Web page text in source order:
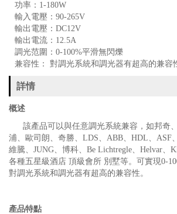
功率：1-180W
輸入電壓：90-265V
輸出電壓：DC12V
輸出電流：12.5A
調光范圍：0-100%平滑無閃爍
兼容性： 對調光系統和調光器有超高的兼容
詳情
概述
該產品可以與任意調光系統兼容，如邦奇
浦、歐司朗、奇勝、LDS、ABB、HDL、ASF
維騰、JUNG、博科、Be Lichtregle、Helvar、
各種五星級酒店 頂級會所 別墅等。可實現0-
對調光系統和調光器有超高的兼容性。
產品特點